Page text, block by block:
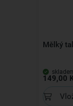
Mělký
149,00